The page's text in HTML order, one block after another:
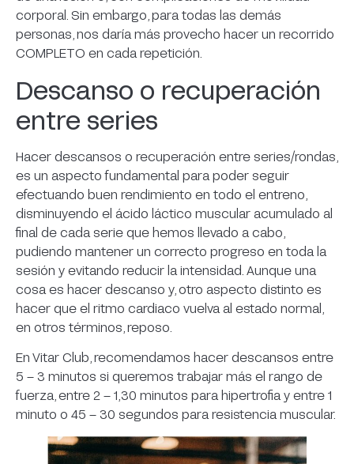
corporal. Sin embargo, para todas las demás
personas, nos daría más provecho hacer un recorrido
COMPLETO en cada repetición.
Descanso o recuperación
entre series
Hacer descansos o recuperación entre series/rondas,
es un aspecto fundamental para poder seguir
efectuando buen rendimiento en todo el entreno,
disminuyendo el ácido láctico muscular acumulado al
final de cada serie que hemos llevado a cabo,
pudiendo mantener un correcto progreso en toda la
sesión y evitando reducir la intensidad. Aunque una
cosa es hacer descanso y, otro aspecto distinto es
hacer que el ritmo cardiaco vuelva al estado normal,
en otros términos, reposo.
En Vitar Club, recomendamos hacer descansos entre
5 – 3 minutos si queremos trabajar más el rango de
fuerza, entre 2 – 1,30 minutos para hipertrofia y entre 1
minuto o 45 – 30 segundos para resistencia muscular.